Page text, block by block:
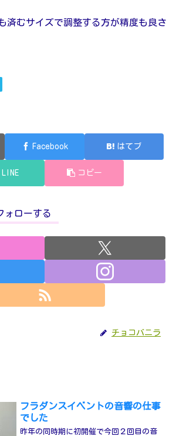
済むサイズで調整する方が精度も良さ
Facebook はてブ
LINE コピー
ォローする
チョコバニラ
フラダンスイベントの音響の仕事
でした
昨年の同時期に初開催で今回２回目の音